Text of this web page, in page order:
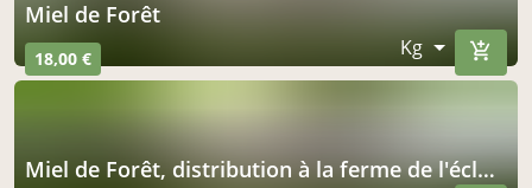
Miel de Forêt
18,00 € Kg
Miel de Forêt, distribution à la ferme de l'éclache